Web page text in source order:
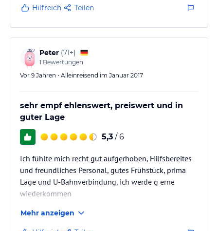
Hilfreich Teilen
Peter (71+)
1 Bewertungen
Vor 9 Jahren • Alleinreisend im Januar 2017
sehr empf ehlenswert, preiswert und in
guter Lage
5,3 / 6
Ich fühlte mich recht gut aufgerhoben, Hilfsbereites
und freundliches Personal, gutes Frühstück, prima
Lage und U-Bahnverbindung, ich werde g erne
wiederkommen
Mehr anzeigen